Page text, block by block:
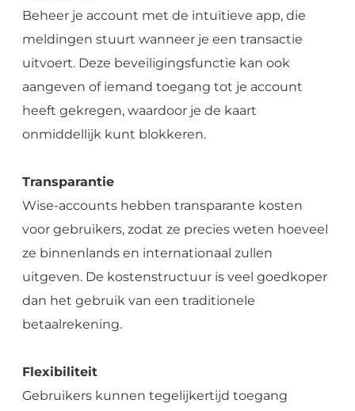
Beheer je account met de intuïtieve app, die
meldingen stuurt wanneer je een transactie
uitvoert. Deze beveiligingsfunctie kan ook
aangeven of iemand toegang tot je account
heeft gekregen, waardoor je de kaart
onmiddellijk kunt blokkeren.
Transparantie
Wise-accounts hebben transparante kosten
voor gebruikers, zodat ze precies weten hoeveel
ze binnenlands en internationaal zullen
uitgeven. De kostenstructuur is veel goedkoper
dan het gebruik van een traditionele
betaalrekening.
Flexibiliteit
Gebruikers kunnen tegelijkertijd toegang